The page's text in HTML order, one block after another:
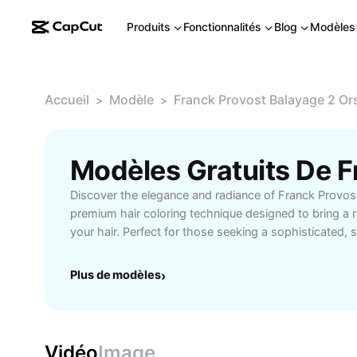
Produits Fonctionnalités Blog Modèles
Accueil > Modèle > Franck Provost Balayage 2
Discover the elegance and radiance of Franck
premium hair coloring technique designed to bring a
your hair. Perfect for those seeking a sophisticated,
stunning gold tones seamlessly into your natural hair.
flawless result that highlights your unique beauty.
Plus de modèles›